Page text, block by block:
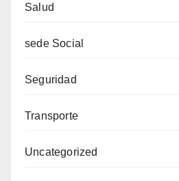
Salud
sede Social
Seguridad
Transporte
Uncategorized